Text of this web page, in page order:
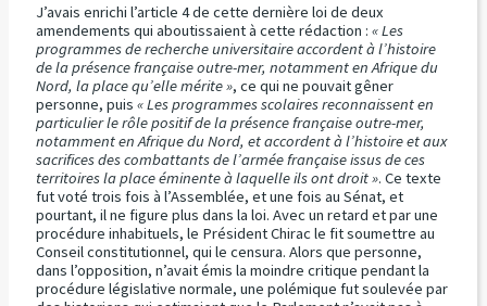
J’avais enrichi l’article 4 de cette dernière loi de deux
amendements qui aboutissaient à cette rédaction : « Les
programmes de recherche universitaire accordent à l’histoire
de la présence française outre-mer, notamment en Afrique du
Nord, la place qu’elle mérite », ce qui ne pouvait gêner
personne, puis « Les programmes scolaires reconnaissent en
particulier le rôle positif de la présence française outre-mer,
notamment en Afrique du Nord, et accordent à l’histoire et aux
sacrifices des combattants de l’armée française issus de ces
territoires la place éminente à laquelle ils ont droit ». Ce texte
fut voté trois fois à l’Assemblée, et une fois au Sénat, et
pourtant, il ne figure plus dans la loi. Avec un retard et par une
procédure inhabituels, le Président Chirac le fit soumettre au
Conseil constitutionnel, qui le censura. Alors que personne,
dans l’opposition, n’avait émis la moindre critique pendant la
procédure législative normale, une polémique fut soulevée par